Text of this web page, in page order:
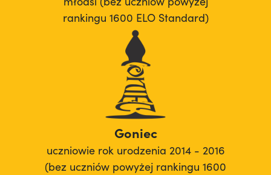
rankingu 1600 ELO Standard)
Goniec
uczniowie rok urodzenia 2014 - 2016
(bez uczniów powyżej rankingu 1600